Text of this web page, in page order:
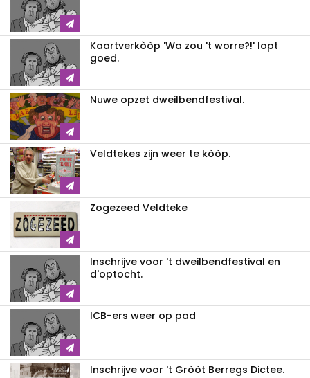
Kaartverkòòp 'Wa zou 't worre?!' lopt
goed.
Nuwe opzet dweilbendfestival.
Veldtekes zijn weer te kòòp.
Zogezeed Veldteke
Inschrijve voor 't dweilbendfestival en
d'optocht.
ICB-ers weer op pad
Inschrijve voor 't Gròòt Berregs Dictee.